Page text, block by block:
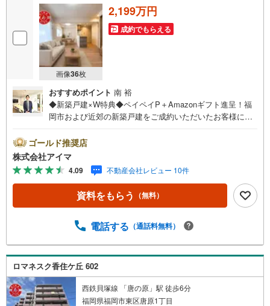
画像36枚
2,199万円
成約でもらえる
おすすめポイント 南 裕
◆新築戸建×W特典◆ペイペイP＋Amazonギフト進呈！福
岡市および近郊の新築戸建をご成約いただいたお客様に、
当社独自の企業努力によるキャンペーンで、他では手に入
りません。特典は期間限定・数量限定のため、お早めにご
相談ください。さらに大手ネット銀行と提携し低金利住宅
ローンをご案内。お借入期間01～40年:金利0.949％、41～5
0年:1.349％と、利上げ前の今こそ注目の水準です。他金融
機関とも多数提携し、福岡市内・郊外で新築戸建をご検討
ンをご提案します。平日・夜間の現地案内や、ご自宅・最
た方、転職後で審査に不安がある方、車・カード・リボ等
のお借入れがある方も大歓迎！【キャンペーン期間:2026年
9月30日まで】福岡市内・郊外の新築戸建情報を豊富にご用
意し、初めての方も安心してご相談いただけます。まずは
お気軽にお問い合わせくださいませ。
ゴールド推奨店
株式会社アイマ
4.09 不動産会社レビュー 10件
資料をもらう （無料）
電話する （通話料無料）
ロマネスク香住ケ丘 602
西鉄貝塚線 「唐の原」駅 徒歩6分
福岡県福岡市東区唐原1丁目